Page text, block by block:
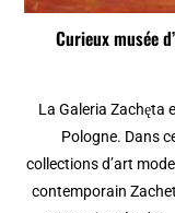
Curieux musée
La Galeria Zachęta
Pologne. Dans
collections d’art
contemporain